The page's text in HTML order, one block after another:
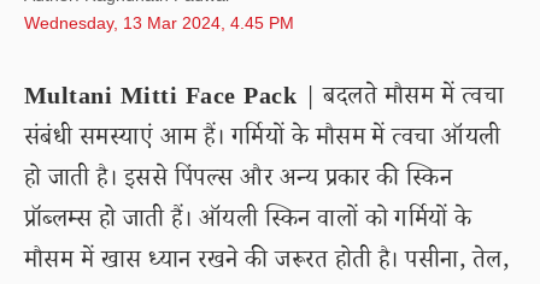
Wednesday, 13 Mar 2024, 4.45 PM
Multani Mitti Face Pack | बदलते मौसम में त्वचा
संबंधी समस्याएं आम हैं। गर्मियों के मौसम में त्वचा ऑयली
हो जाती है। इससे पिंपल्स और अन्य प्रकार की स्किन
प्रॉब्लम्स हो जाती हैं। ऑयली स्किन वालों को गर्मियों के
मौसम में खास ध्यान रखने की जरूरत होती है। पसीना, तेल,